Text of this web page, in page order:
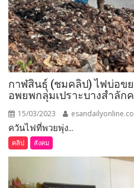
กาฬสินธุ์ (ชมคลิป) ไฟบ่อข
อพยพกลุ่มเปราะบางสำลัก
15/03/2023
ควันไฟที่พวยพุ่ง...
คลิป สังคม